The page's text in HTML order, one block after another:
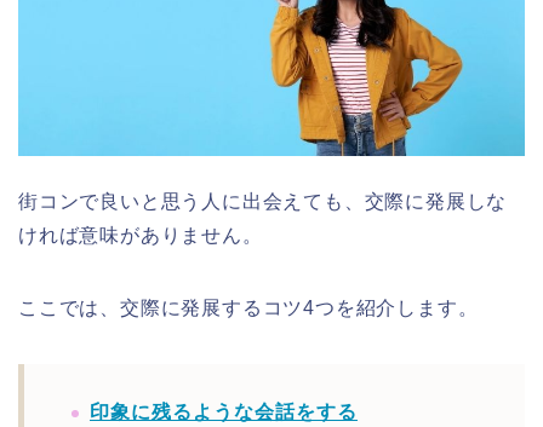
街コンで良いと思う人に出会えても、交際に発展しな
ければ意味がありません。
ここでは、交際に発展するコツ4つを紹介します。
印象に残るような会話をする